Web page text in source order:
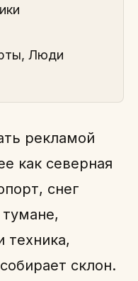
Люди
рекламой
как северная
снег
техника,
склон.